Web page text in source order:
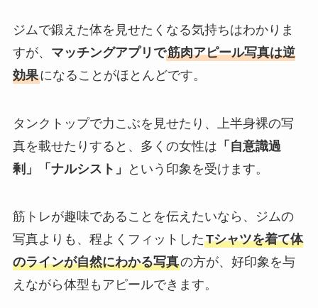
ジムで鍛えた体を見せたくなる気持ちはわかりま
すが、 マッチングアプリで筋肉アピール写真は逆
効果になることがほとんどです。
タンクトップで力こぶを見せたり、上半身裸の写
真を載せたりすると、多くの女性は 「自意識過
剰」「ナルシスト」
という印象を受けます。
筋トレが趣味であることを伝えたいなら、ジムの
写真よりも、程よくフィットしたTシャツを着て体
のラインが自然にわかる写真の方が、好印象を与
えながら体型もアピールできます。